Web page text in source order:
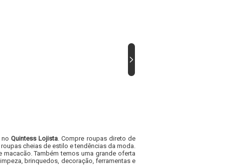
Quintess Lojista. Compre roupas direto de
cheias de estilo e tendências da moda.
Também temos uma grande oferta
brinquedos, decoração, ferramentas e